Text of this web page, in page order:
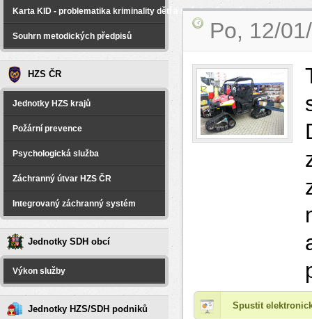
Karta KID - problematika kriminality dětí a spáchané na dětech
Souhrn metodických předpisů
HZS ČR
Jednotky HZS krajů
Požární prevence
Psychologická služba
Záchranný útvar HZS ČR
Integrovaný záchranný systém
Jednotky SDH obcí
Výkon služby
Jednotky HZS/SDH podniků
Po, 12/
Spustit